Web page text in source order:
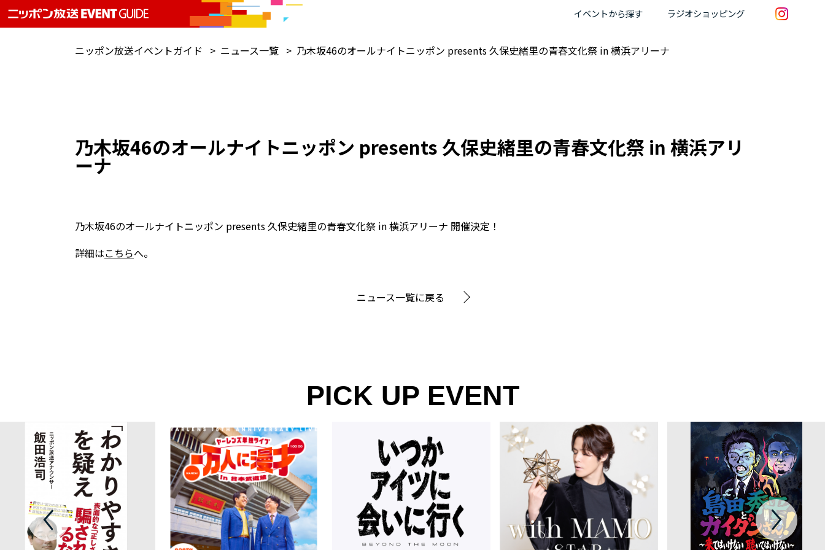
イベントから探す ラジオショッピング
ニッポン放送イベントガイド ニュース一覧 乃木坂46のオールナイトニッポン presents 久保史緒里の青春文化祭 in 横浜アリーナ
乃木坂46のオールナイトニッポン presents 久保史緒里の青春文化祭 in 横浜アリ
ーナ
乃木坂46のオールナイトニッポン presents 久保史緒里の青春文化祭 in 横浜アリーナ 開催決定！
詳細はこちらへ。
ニュース一覧に戻る
PICK UP EVENT